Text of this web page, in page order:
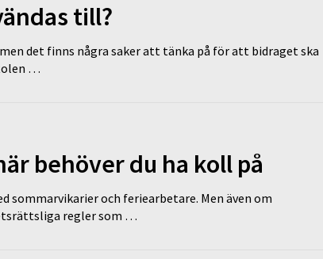
till?
det finns några saker att tänka på för att bidraget ska
…
behöver du ha koll på
sommarvikarier och feriearbetare. Men även om
regler som …